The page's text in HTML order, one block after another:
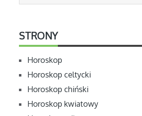
STRONY
Horoskop
Horoskop celtycki
Horoskop chiński
Horoskop kwiatowy